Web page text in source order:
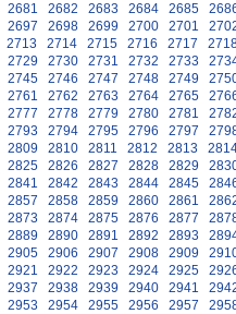
2681 2682 2683 2684 2685
2697 2698 2699 2700 2701
2713 2714 2715 2716 2717
2729 2730 2731 2732 2733
2745 2746 2747 2748 2749
2761 2762 2763 2764 2765
2777 2778 2779 2780 2781
2793 2794 2795 2796 2797
2809 2810 2811 2812 2813
2825 2826 2827 2828 2829
2841 2842 2843 2844 2845
2857 2858 2859 2860 2861
2873 2874 2875 2876 2877
2889 2890 2891 2892 2893
2905 2906 2907 2908 2909
2921 2922 2923 2924 2925
2937 2938 2939 2940 2941
2953 2954 2955 2956 2957